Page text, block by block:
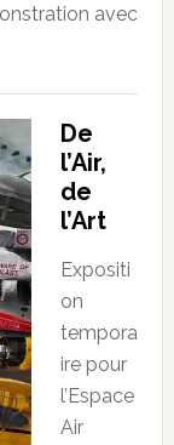
avec
De
l’Air,
de
l’Art
Expositi
on
tempora
ire pour
l’Espace
Air